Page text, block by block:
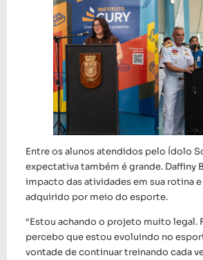
Entre os alunos atendidos pelo Ídolo
expectativa também é grande. Daffiny
impacto das atividades em sua rotina
adquirido por meio do esporte.
“Estou achando o projeto muito legal.
percebo que estou evoluindo no
vontade de continuar treinando cada